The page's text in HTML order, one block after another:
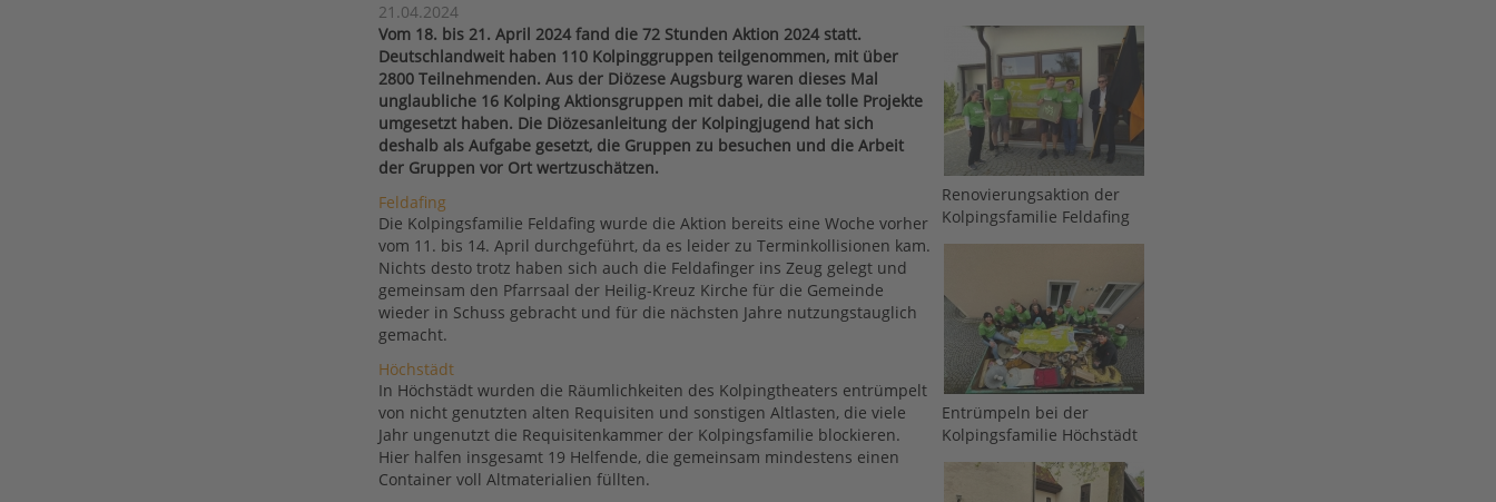
21.04.2024
Renovierungsaktion der
Kolpingsfamilie Feldafing
Entrümpeln bei der
Kolpingsfamilie Höchstädt
Vom 18. bis 21. April 2024 fand die 72 Stunden Aktion 2024 statt.
Deutschlandweit haben 110 Kolpinggruppen teilgenommen, mit über
2800 Teilnehmenden. Aus der Diözese Augsburg waren dieses Mal
unglaubliche 16 Kolping Aktionsgruppen mit dabei, die alle tolle Projekte
umgesetzt haben. Die Diözesanleitung der Kolpingjugend hat sich
deshalb als Aufgabe gesetzt, die Gruppen zu besuchen und die Arbeit
der Gruppen vor Ort wertzuschätzen.
Feldafing
Die Kolpingsfamilie Feldafing wurde die Aktion bereits eine Woche vorher
vom 11. bis 14. April durchgeführt, da es leider zu Terminkollisionen kam.
Nichts desto trotz haben sich auch die Feldafinger ins Zeug gelegt und
gemeinsam den Pfarrsaal der Heilig-Kreuz Kirche für die Gemeinde
wieder in Schuss gebracht und für die nächsten Jahre nutzungstauglich
gemacht.
Höchstädt
In Höchstädt wurden die Räumlichkeiten des Kolpingtheaters entrümpelt
von nicht genutzten alten Requisiten und sonstigen Altlasten, die viele
Jahr ungenutzt die Requisitenkammer der Kolpingsfamilie blockieren.
Hier halfen insgesamt 19 Helfende, die gemeinsam mindestens einen
Container voll Altmaterialien füllten.